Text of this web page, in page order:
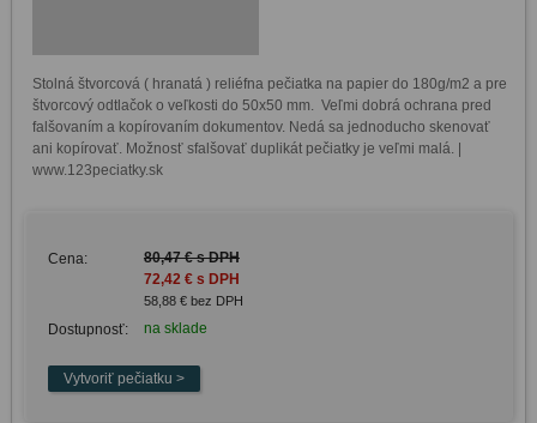
Stolná štvorcová ( hranatá ) reliéfna pečiatka na papier do 180g/m2 a pre
štvorcový odtlačok o veľkosti do 50x50 mm.  Veľmi dobrá ochrana pred
falšovaním a kopírovaním dokumentov. Nedá sa jednoducho skenovať
ani kopírovať. Možnosť sfalšovať duplikát pečiatky je veľmi malá. |
www.123peciatky.sk
Cena:
80,47 € s DPH
72,42 € s DPH
58,88 € bez DPH
Dostupnosť: na sklade